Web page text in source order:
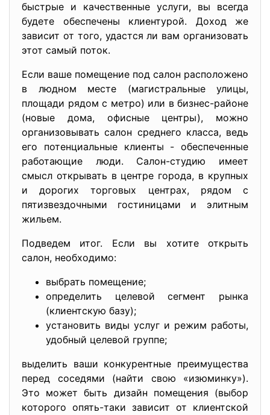
быстрые и качественные услуги, вы всегда
будете обеспечены клиентурой. Доход же
зависит от того, удастся ли вам организовать
этот самый поток.
Если ваше помещение под салон расположено
в людном месте (магистральные улицы,
площади рядом с метро) или в бизнес-районе
(новые дома, офисные центры), можно
организовывать салон среднего класса, ведь
его потенциальные клиенты - обеспеченные
работающие люди. Салон-студию имеет
смысл открывать в центре города, в крупных
и дорогих торговых центрах, рядом с
пятизвездочными гостиницами и элитным
жильем.
Подведем итог. Если вы хотите открыть
салон, необходимо:
выбрать помещение;
определить целевой сегмент рынка
(клиентскую базу);
установить виды услуг и режим работы,
удобный целевой группе;
выделить ваши конкурентные преимущества
перед соседями (найти свою «изюминку»).
Это может быть дизайн помещения (выбор
которого опять-таки зависит от клиентской